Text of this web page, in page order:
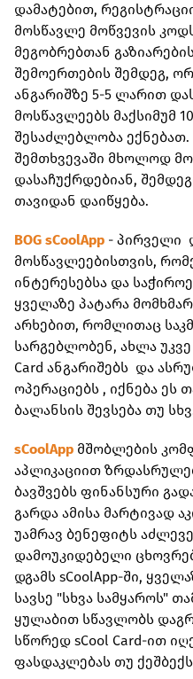
დამატებით,
მოსწავლე მოწვევის
მეგობრებთან
შემოერთების შემდეგ,
ანგარიშზე 5-5 ლარით
მოსწავლეებს მაქსიმუმ
შესაძლებლობა ექნებათ.
შემთხვევაში მხოლოდ
დასაჩუქრდებიან,
თავიდან დაიწყება.
BOG sCoolApp - პირველი
მოსწავლეებისთვის,
ინტერესებსა და
ყველაზე პატარა
არხებით, რომლითაც
სარგებლობენ, ახლა
Card ანგარიშებს და
ოპერაციებს , იქნება ეს
ბალანსის შევსება თუ
sCoolApp მშობლების
აპლიკაციით
ბავშვებს ფინანსური
გარდა ამისა მარტივად
უამრავ ბენეფიტს
დამოუკიდებელი
დგამს sCoolApp-ში,
სავსე "სხვა სამყაროს"
ყულაბით სწავლობს
სწორედ sCool Card-ით
ფასდაკლებას თუ